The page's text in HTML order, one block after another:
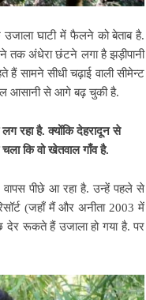
घाटी में फैलने को बेताब है.
तक अंधेरा छंटने लगा है झड़ीपानी
सामने सीधी चढ़ाई वाली सीमेन्ट
आसानी से आगे बढ़ चुकी है.
रहा है. क्योंकि देहरादून से
कि वो खेतवाल गाँव है.
वापस पीछे आ रहा है. उन्हें पहले से
(जहाँ मैं और अनीता 2003 में
रूकते हैं उजाला हो गया है. पर